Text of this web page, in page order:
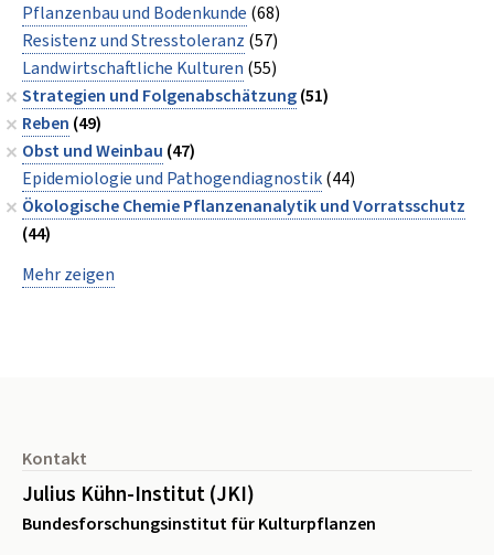
Pflanzenbau und Bodenkunde (68)
Resistenz und Stresstoleranz (57)
Landwirtschaftliche Kulturen (55)
Strategien und Folgenabschätzung(51)
Reben (49)
Obst und Weinbau (47)
Epidemiologie und Pathogendiagnostik(44)
Ökologische Chemie Pflanzenanalytik und Vorratsschutz
(44)
Mehr zeigen
Kontakt
Julius Kühn-Institut (JKI)
Bundesforschungsinstitut für Kulturpflanzen